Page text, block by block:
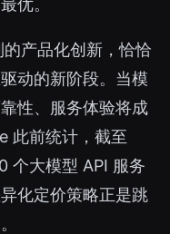
优。
产品化创新，恰恰
动的新阶段。当模
性、服务体验将成
此前统计，截至
个大模型 API 服务
化定价策略正是跳